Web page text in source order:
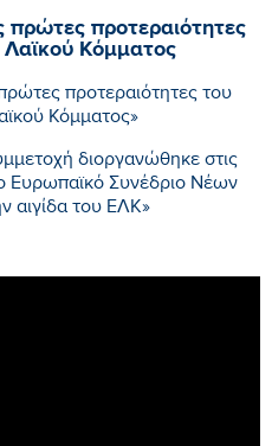
πρώτες προτεραιότητες
Κόμματος
προτεραιότητες του
Κόμματος»
διοργανώθηκε στις
Ευρωπαϊκό Συνέδριο Νέων
αιγίδα του ΕΛΚ»